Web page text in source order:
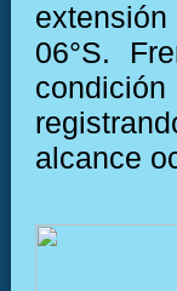
06°S.
alcance